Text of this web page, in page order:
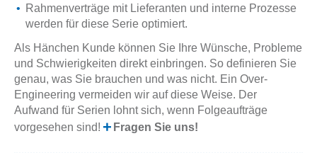
Rahmenverträge mit Lieferanten und interne Prozesse
werden für diese Serie optimiert.
Als Hänchen Kunde können Sie Ihre Wünsche, Probleme
und Schwierigkeiten direkt einbringen. So definieren Sie
genau, was Sie brauchen und was nicht. Ein Over-
Engineering vermeiden wir auf diese Weise. Der
Aufwand für Serien lohnt sich, wenn Folgeaufträge
vorgesehen sind!
Fragen Sie uns!